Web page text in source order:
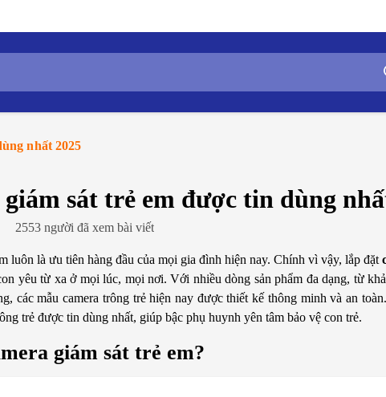
nhất 2025
sát trẻ em được tin dùng
2553 người đã xem bài viết
luôn là ưu tiên hàng đầu của mọi gia đình hiện nay. Chính vì vậy, lắp đặt
yêu từ xa ở mọi lúc, mọi nơi. Với nhiều dòng sản phẩm đa dạng, từ
các mẫu camera trông trẻ hiện nay được thiết kế thông minh và an
trẻ được tin dùng nhất, giúp bậc phụ huynh yên tâm bảo vệ con trẻ.
giám sát trẻ em?